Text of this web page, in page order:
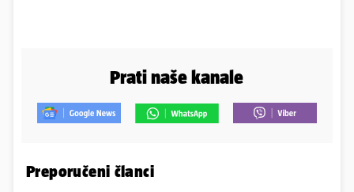
Prati naše kanale
Preporučeni članci